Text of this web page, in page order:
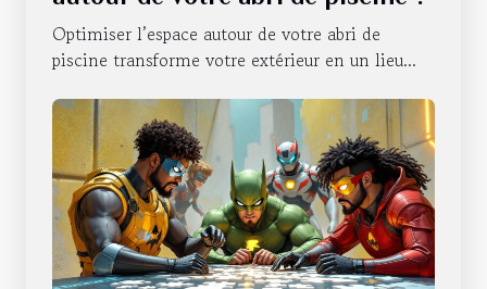
Optimiser l’espace autour de votre abri de
piscine transforme votre extérieur en un lieu...